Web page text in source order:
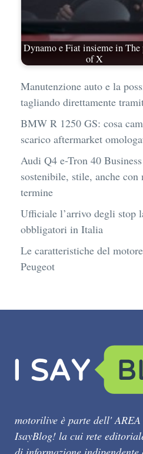
Dynamo e Fiat insieme in The
of X
Manutenzione auto e la
tagliando direttamente
BMW R 1250 GS: cosa
scarico aftermarket
Audi Q4 e-Tron 40
sostenibile, stile, anche
termine
Ufficiale l’arrivo degli stop
obbligatori in Italia
Le caratteristiche del
Peugeot
motorilive è parte dell' AREA
IsayBlog! la cui rete